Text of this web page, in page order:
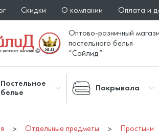
Скидки О компании Оплата и
Оптово-розничный
постельного белья
“Сайлид”
Постельное
белье
Покрывала
Отдельные предметы Простыни